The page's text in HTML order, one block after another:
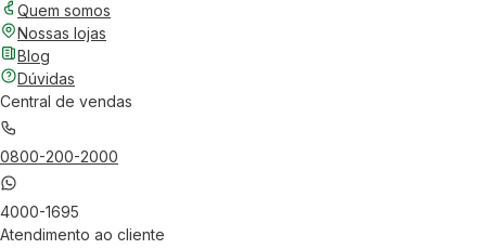
Quem somos
Nossas lojas
Blog
Dúvidas
Central de vendas
0800-200-2000
4000-1695
Atendimento ao cliente